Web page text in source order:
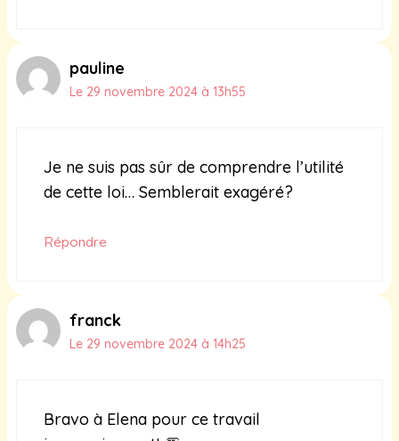
pauline
Le 29 novembre 2024 à 13h55
Je ne suis pas sûr de comprendre l’utilité
de cette loi… Semblerait exagéré?
Répondre
franck
Le 29 novembre 2024 à 14h25
Bravo à Elena pour ce travail